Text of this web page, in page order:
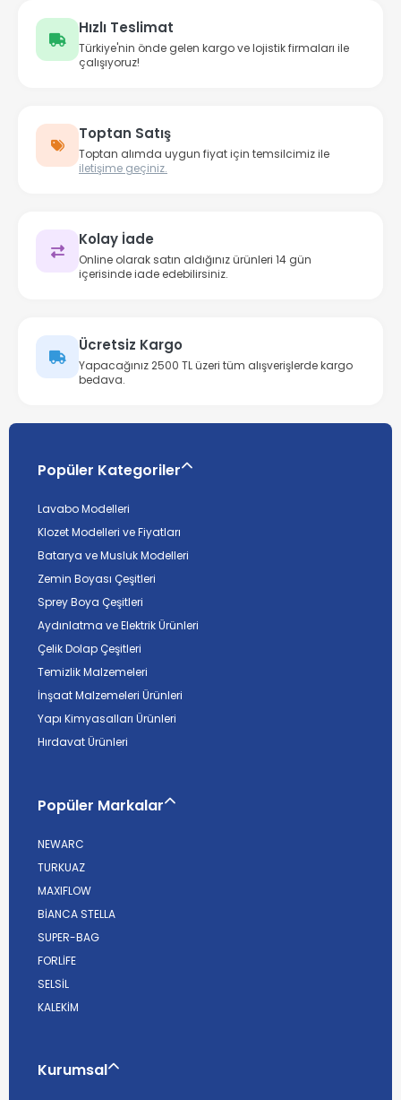
Hızlı Teslimat
Türkiye'nin önde gelen kargo ve lojistik firmaları ile
çalışıyoruz!
Toptan Satış
Toptan alımda uygun fiyat için temsilcimiz ile
iletişime geçiniz.
Kolay İade
Online olarak satın aldığınız ürünleri 14 gün
içerisinde iade edebilirsiniz.
Ücretsiz Kargo
Yapacağınız 2500 TL üzeri tüm alışverişlerde kargo
bedava.
Popüler Kategoriler
Lavabo Modelleri
Klozet Modelleri ve Fiyatları
Batarya ve Musluk Modelleri
Zemin Boyası Çeşitleri
Sprey Boya Çeşitleri
Aydınlatma ve Elektrik Ürünleri
Çelik Dolap Çeşitleri
Temizlik Malzemeleri
İnşaat Malzemeleri Ürünleri
Yapı Kimyasalları Ürünleri
Hırdavat Ürünleri
Popüler Markalar
NEWARC
TURKUAZ
MAXIFLOW
BİANCA STELLA
SUPER-BAG
FORLİFE
SELSİL
KALEKİM
Kurumsal